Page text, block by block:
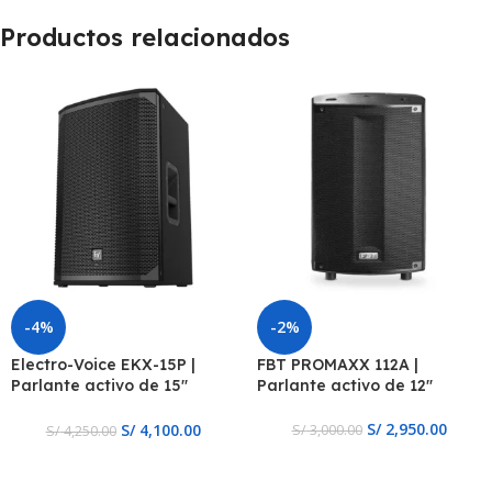
Productos relacionados
-4%
Electro-Voice EKX-15P |
Parlante activo de 15″
S/4,250.00 S/4,100.00
-2%
FBT PROMAXX 112A |
Parlante activo de 12″
S/3,000.00 S/2,950.00